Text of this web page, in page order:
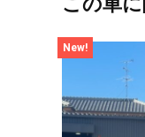
New!